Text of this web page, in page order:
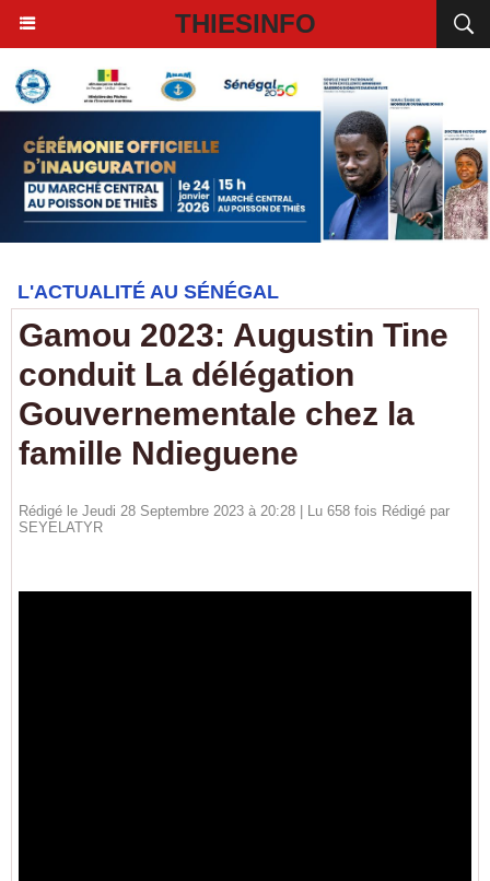
THIESINFO
L'ACTUALITÉ AU SÉNÉGAL
Gamou 2023: Augustin Tine
conduit La délégation
Gouvernementale chez la
famille Ndieguene
Rédigé le Jeudi 28 Septembre 2023 à 20:28 | Lu 658 fois Rédigé par
SEYELATYR